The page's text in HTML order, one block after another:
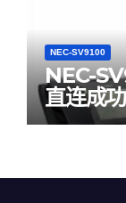
NEC-SV9100
NEC-
直连成